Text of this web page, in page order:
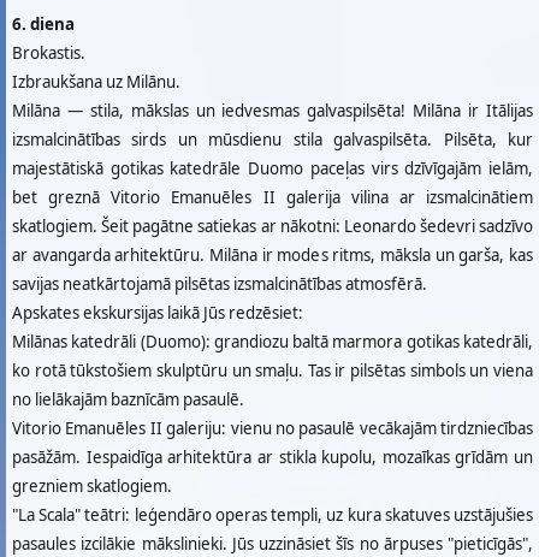
6. diena
Brokastis.
Izbraukšana uz Milānu.
Milāna — stila, mākslas un iedvesmas galvaspilsēta! Milāna ir Itālijas
izsmalcinātības sirds un mūsdienu stila galvaspilsēta. Pilsēta, kur
majestātiskā gotikas katedrāle Duomo paceļas virs dzīvīgajām ielām,
bet greznā Vitorio Emanuēles II galerija vilina ar izsmalcinātiem
skatlogiem. Šeit pagātne satiekas ar nākotni: Leonardo šedevri sadzīvo
ar avangarda arhitektūru. Milāna ir modes ritms, māksla un garša, kas
savijas neatkārtojamā pilsētas izsmalcinātības atmosfērā.
Apskates ekskursijas laikā Jūs redzēsiet:
Milānas katedrāli (Duomo): grandiozu baltā marmora gotikas katedrāli,
ko rotā tūkstošiem skulptūru un smaļu. Tas ir pilsētas simbols un viena
no lielākajām baznīcām pasaulē.
Vitorio Emanuēles II galeriju: vienu no pasaulē vecākajām tirdzniecības
pasāžām. Iespaidīga arhitektūra ar stikla kupolu, mozaīkas grīdām un
grezniem skatlogiem.
"La Scala" teātri: leģendāro operas templi, uz kura skatuves uzstājušies
pasaules izcilākie mākslinieki. Jūs uzzināsiet šīs no ārpuses "pieticīgās",